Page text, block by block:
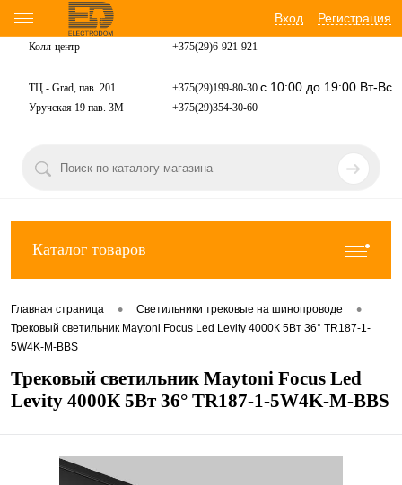
Вход Регистрация
Колл-центр +375(29)6-921-921
ТЦ - Grad, пав. 201 +375(29)199-80-30 с 10:00 до 19:00 Вт-Вс
Уручская 19 пав. 3М +375(29)354-30-60
Каталог товаров
Главная страница • Светильники трековые на шинопроводе •
Трековый светильник Maytoni Focus Led Levity 4000К 5Вт 36° TR187-1-
5W4K-M-BBS
Трековый светильник Maytoni Focus Led
Levity 4000К 5Вт 36° TR187-1-5W4K-M-BBS